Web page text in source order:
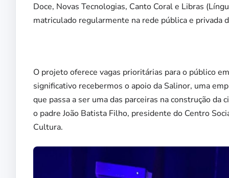
Doce, Novas Tecnologias, Canto Coral e Libras
matriculado regularmente na rede pública e privada
O projeto oferece vagas prioritárias para o público
significativo recebermos o apoio da Salinor, uma
que passa a ser uma das parceiras na construção da
o padre João Batista Filho, presidente do Centro
Cultura.